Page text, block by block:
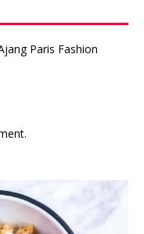
Paris Fashion